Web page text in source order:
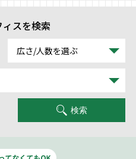
スを検索
広さ/人数を選ぶ
検索